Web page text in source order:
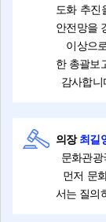
도화 추진
안전망을
이상으
한 총괄보
감사합니
의장최길
문화관
먼저 문
서는 질의